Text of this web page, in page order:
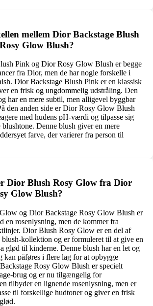
mellem Dior Backstage Blush
Glow Blush?
Pink og Dior Rosy Glow Blush er begge
fra Dior, men de har nogle forskelle i
Dior Backstage Blush Pink er en klassisk
en frisk og ungdommelig udstråling. Den
har en mere subtil, men alligevel byggbar
den anden side er Dior Rosy Glow Blush
med hudens pH-værdi og tilpasse sig
Denne blush giver en mere
farve, der varierer fra person til
Dior Blush Rosy Glow fra Dior
Glow Blush?
og Dior Backstage Rosy Glow Blush er
en rosenlysning, men de kommer fra
Dior Blush Rosy Glow er en del af
blush-kollektion og er formuleret til at give en
glød til kinderne. Denne blush har en let og
kan påføres i flere lag for at opbygge
Rosy Glow Blush er specielt
brug og er nu tilgængelig for
tilbyder en lignende rosenlysning, men er
til forskellige hudtoner og giver en frisk